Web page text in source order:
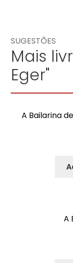
SUGESTÕES
Mais
Eger"
A Bailarina
A